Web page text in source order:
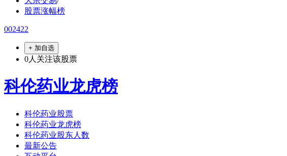
股票涨幅榜
002422
+ 加自选
0人关注该股票
科伦药业龙虎榜
科伦药业股票
科伦药业龙虎榜
科伦药业股东人数
最新公告